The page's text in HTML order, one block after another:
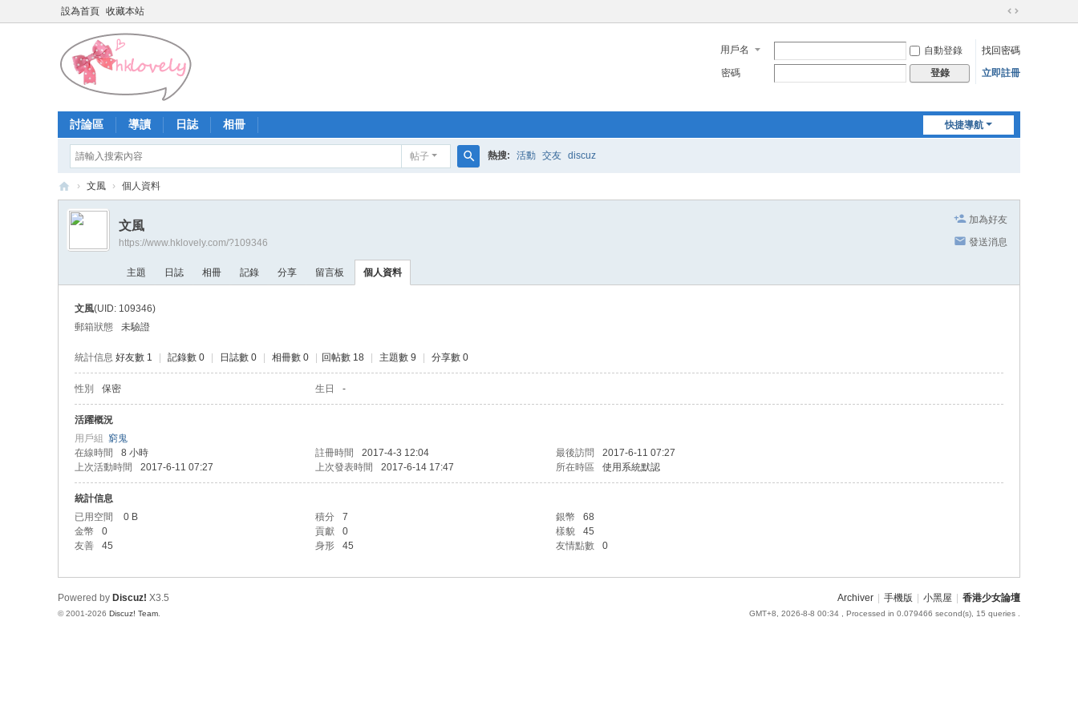
設為首頁 收藏本站
切
到
寬
用戶名 自動登錄
找回密碼
密碼
登錄 立即註冊
快捷導航
討論區 導讀 日誌 相冊
帖子
索
熱搜: 活動 交友 discuz
香
少
› 文風 › 個人資料
加為好友
發送消息
文風
https://www.hklovely.com/?109346
主題 日誌 相冊 記錄 分享 留言板 個人資料
文風(UID: 109346)
郵箱狀態
未驗證
統計信息 好友數 1 記錄數 0 日誌數 0 相冊數 0 回帖數 18 主題數 9 分享數 0
性別 保密 生日 -
活躍概況
用戶組 窮鬼
在線時間
8 小時 註冊時間 2017-4-3 12:04 最後訪問
2017-6-11 07:27
上次活動時間
2017-6-11 07:27 上次發表時間 2017-6-14 17:47 所在時區 使用系統默認
統計信息
已用空間
0 B 積分 7 銀幣
68
金幣
0 貢獻 0 樣貌
45
友善
45 身形 45 友情點數 0
Archiver 手機版 小黑屋 香港少女論壇
GMT+8, 2026-8-8 00:34 , Processed in 0.079466 second(s), 15 queries .
Powered by Discuz! X3.5
© 2001-2026 Discuz! Team